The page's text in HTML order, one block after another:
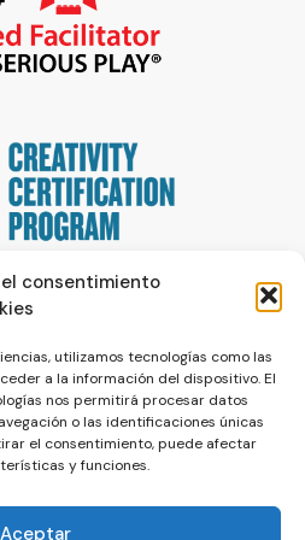
consentimiento
utilizamos tecnologías como las
a la información del dispositivo. El
nos permitirá procesar datos
o las identificaciones únicas
el consentimiento, puede afectar
y funciones.
Aceptar